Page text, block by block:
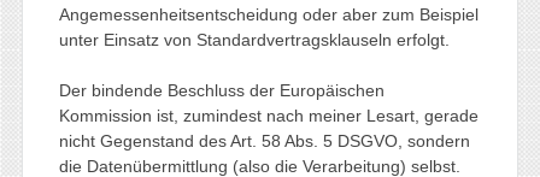
Angemessenheitsentscheidung oder aber zum Beispiel
unter Einsatz von Standardvertragsklauseln erfolgt.
Der bindende Beschluss der Europäischen
Kommission ist, zumindest nach meiner Lesart, gerade
nicht Gegenstand des Art. 58 Abs. 5 DSGVO, sondern
die Datenübermittlung (also die Verarbeitung) selbst.